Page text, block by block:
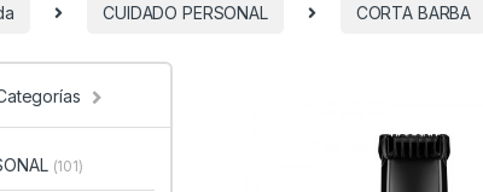
CUIDADO PERSONAL CORTA BARBA
(101)